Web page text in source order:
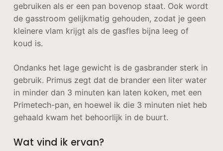
gebruiken als er een pan bovenop staat. Ook wordt
de gasstroom gelijkmatig gehouden, zodat je geen
kleinere vlam krijgt als de gasfles bijna leeg of
koud is.
Ondanks het lage gewicht is de gasbrander sterk in
gebruik. Primus zegt dat de brander een liter water
in minder dan 3 minuten kan laten koken, met een
Primetech-pan, en hoewel ik die 3 minuten niet heb
gehaald kwam het behoorlijk in de buurt.
Wat vind ik ervan?